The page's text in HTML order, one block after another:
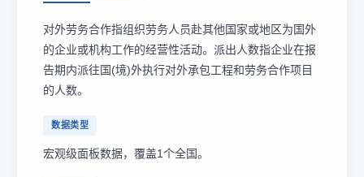
对外劳务合作指组织劳务人员赴其他国家或地区为国外
的企业或机构工作的经营性活动。派出人数指企业在报
告期内派往国(境)外执行对外承包工程和劳务合作项目
的人数。
数据类型
宏观级面板数据，覆盖1个全国。